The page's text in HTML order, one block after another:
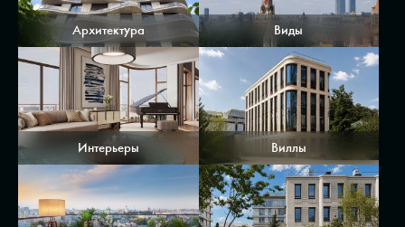
Архитектура Виды
Интерьеры Виллы